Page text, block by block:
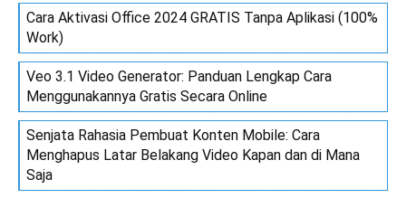
Cara Aktivasi Office 2024 GRATIS Tanpa Aplikasi (100%
Work)
Veo 3.1 Video Generator: Panduan Lengkap Cara
Menggunakannya Gratis Secara Online
Senjata Rahasia Pembuat Konten Mobile: Cara
Menghapus Latar Belakang Video Kapan dan di Mana
Saja